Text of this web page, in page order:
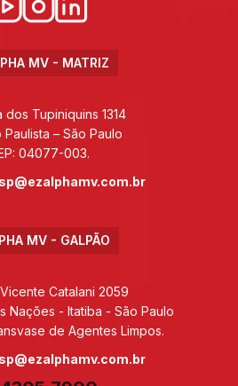
MV - MATRIZ
dos Tupiniquins 1314
Paulista – São Paulo
04077-003.
MV - GALPÃO
Catalani 2059
Nações - Itatiba - São Paulo
de Agentes Limpos.